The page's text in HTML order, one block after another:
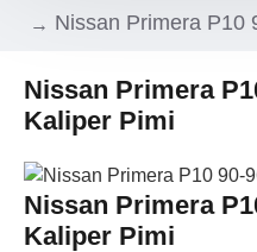
Nissan Primera P10
Nissan Primera
Kaliper Pimi
Nissan Primera
Kaliper Pimi